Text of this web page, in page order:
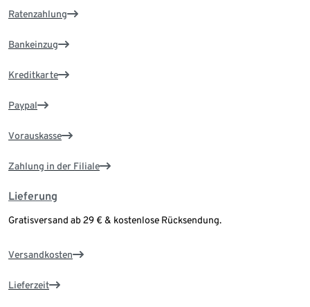
Ratenzahlung
Bankeinzug
Kreditkarte
Paypal
Vorauskasse
Zahlung in der Filiale
Lieferung
Gratisversand ab 29 € & kostenlose Rücksendung.
Versandkosten
Lieferzeit